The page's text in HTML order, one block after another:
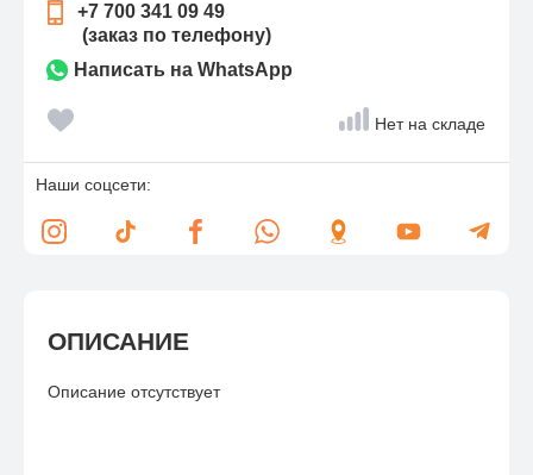
ОПИСАНИЕ
Описание отсутствует
+7 700 341 09 49
(заказ по телефону)
Написать на WhatsApp
Нет на складе
Наши соцсети: